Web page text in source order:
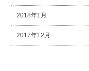
2018年1月
2017年12月